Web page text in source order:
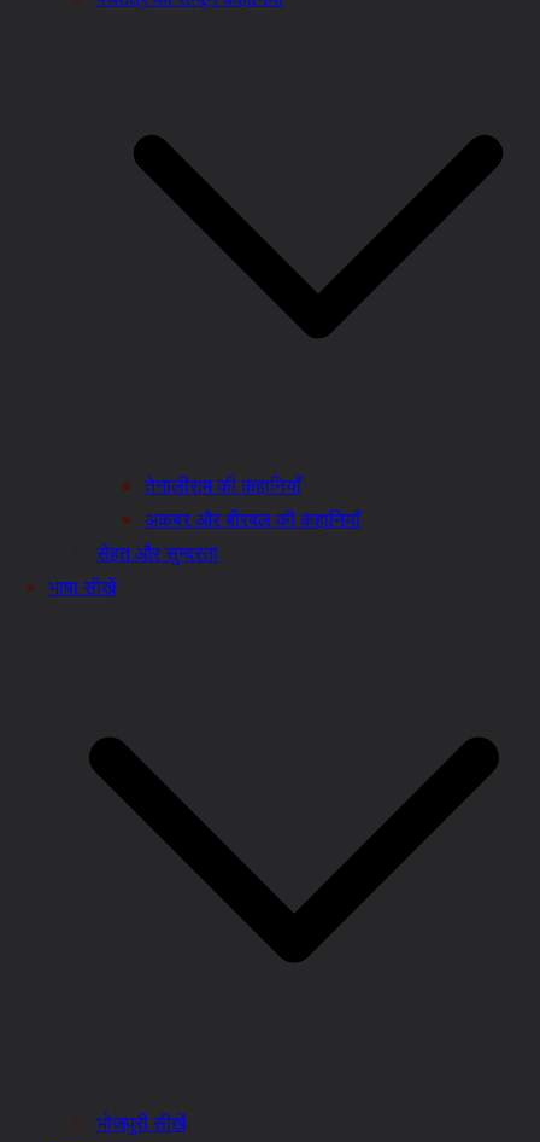
तेनालीराम की कहानियाँ
अकबर और बीरबल की कहानियाँ
सेहत और सुन्दरता
भाषा सीखें
भोजपुरी सीखें